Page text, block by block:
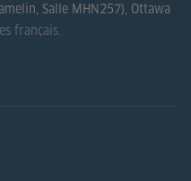
Salle MHN257), Ottawa
français.